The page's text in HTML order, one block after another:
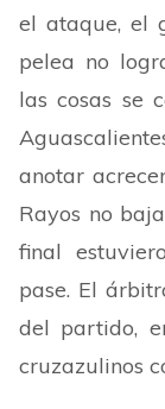
el ataque, el
pelea no
las cosas se
anotar
Rayos no
final
pase. El
del partido,
cruzazulinos